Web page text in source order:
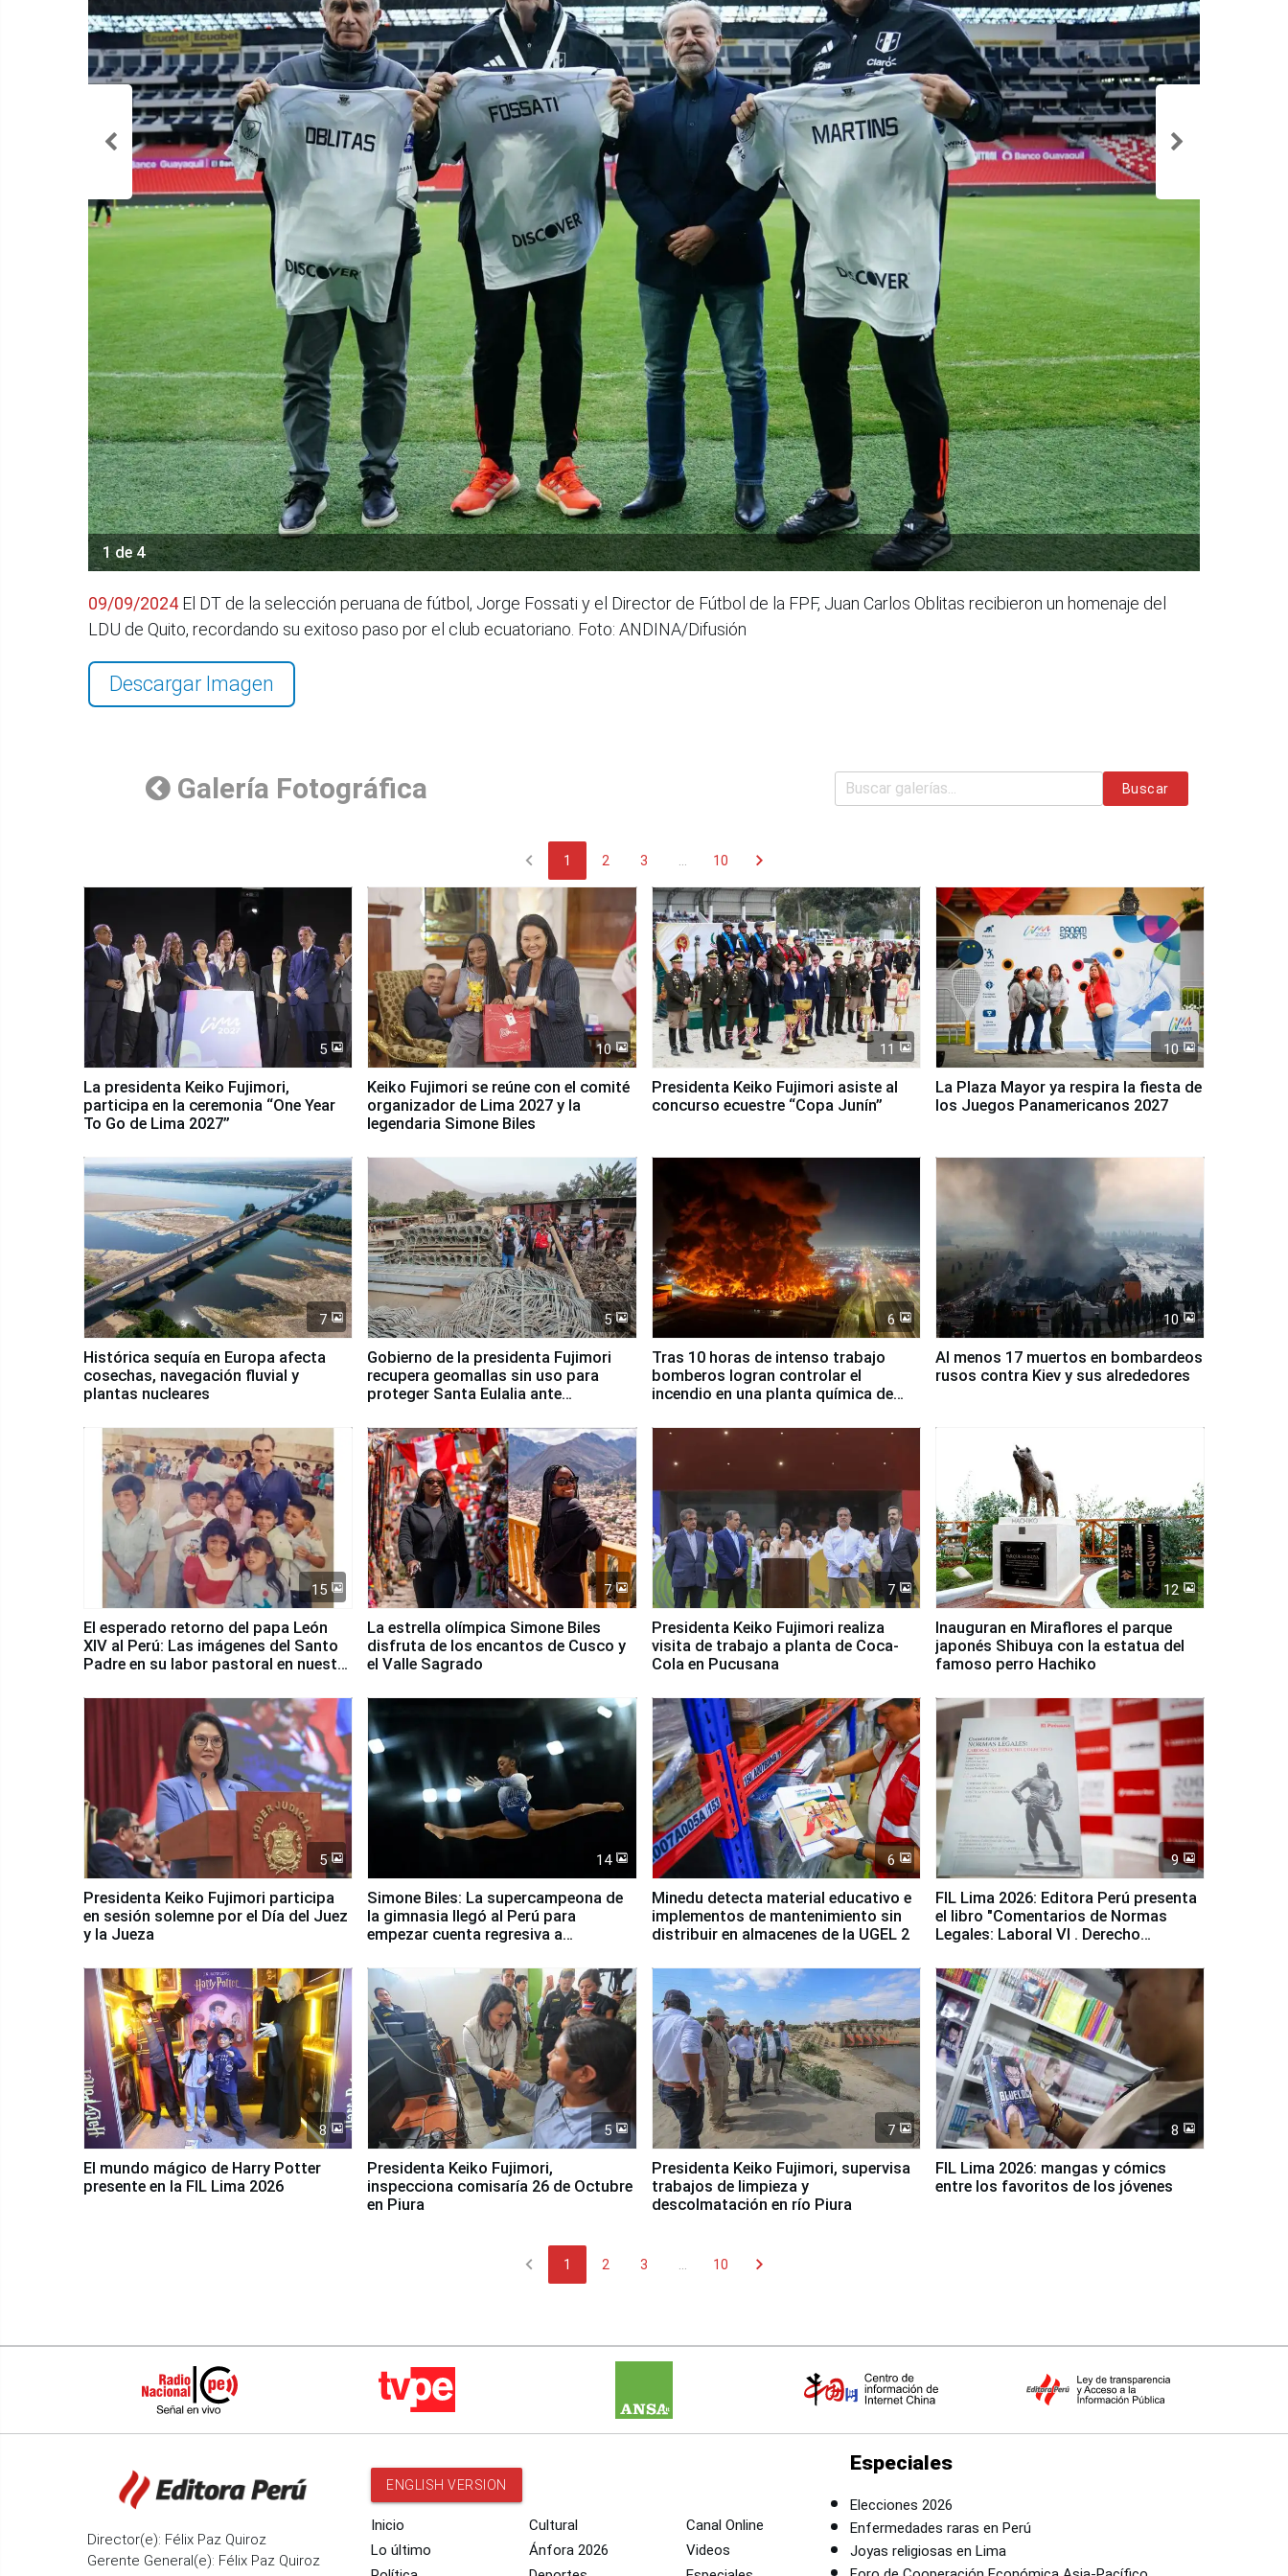
1 de 4
09/09/2024 El DT de la selección peruana de fútbol, Jorge Fossati y el Director de Fútbol de la FPF, Juan Carlos Oblitas recibieron un homenaje del
LDU de Quito, recordando su exitoso paso por el club ecuatoriano. Foto: ANDINA/Difusión
Descargar Imagen
Galería Fotográfica Buscar
chevron_left 1 2 3 10 chevron_right
5
La presidenta Keiko Fujimori,
participa en la ceremonia “One Year
To Go de Lima 2027”
10
Keiko Fujimori se reúne con el comité
organizador de Lima 2027 y la
legendaria Simone Biles
11
Presidenta Keiko Fujimori asiste al
concurso ecuestre “Copa Junín”
10
La Plaza Mayor ya respira la fiesta de
los Juegos Panamericanos 2027
7
Histórica sequía en Europa afecta
cosechas, navegación fluvial y
plantas nucleares
5
Gobierno de la presidenta Fujimori
recupera geomallas sin uso para
proteger Santa Eulalia ante
6
Tras 10 horas de intenso trabajo
bomberos logran controlar el
incendio en una planta química de
10
Al menos 17 muertos en bombardeos
rusos contra Kiev y sus alrededores
15
El esperado retorno del papa León
XIV al Perú: Las imágenes del Santo
Padre en su labor pastoral en nuestro
7
La estrella olímpica Simone Biles
disfruta de los encantos de Cusco y
el Valle Sagrado
7
Presidenta Keiko Fujimori realiza
visita de trabajo a planta de Coca-
Cola en Pucusana
12
Inauguran en Miraflores el parque
japonés Shibuya con la estatua del
famoso perro Hachiko
5
Presidenta Keiko Fujimori participa
en sesión solemne por el Día del Juez
y la Jueza
14
Simone Biles: La supercampeona de
la gimnasia llegó al Perú para
empezar cuenta regresiva a
6
Minedu detecta material educativo e
implementos de mantenimiento sin
distribuir en almacenes de la UGEL 2
9
FIL Lima 2026: Editora Perú presenta
el libro "Comentarios de Normas
Legales: Laboral Vl . Derecho
8
El mundo mágico de Harry Potter
presente en la FIL Lima 2026
5
Presidenta Keiko Fujimori,
inspecciona comisaría 26 de Octubre
en Piura
7
Presidenta Keiko Fujimori, supervisa
trabajos de limpieza y
descolmatación en río Piura
8
FIL Lima 2026: mangas y cómics
entre los favoritos de los jóvenes
chevron_left 1 2 3 10 chevron_right
Director(e): Félix Paz Quiroz
Gerente General(e): Félix Paz Quiroz
ENGLISH VERSION
Inicio
Lo último
Cultural
Ánfora 2026
Canal Online
Videos
Especiales
Elecciones 2026
Enfermedades raras en Perú
Joyas religiosas en Lima